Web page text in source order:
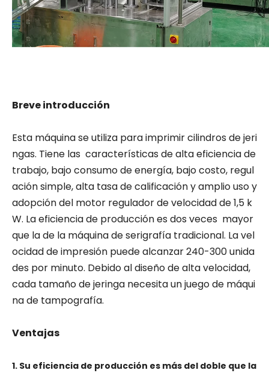
Breve introducción
Esta máquina se utiliza para imprimir cilindros de jeri
ngas. Tiene las características de alta eficiencia de
trabajo, bajo consumo de energía, bajo costo, regul
ación simple, alta tasa de calificación y amplio uso y
adopción del motor regulador de velocidad de 1,5 k
W. La eficiencia de producción es dos veces mayor
que la de la máquina de serigrafía tradicional. La vel
ocidad de impresión puede alcanzar 240-300 unida
des por minuto. Debido al diseño de alta velocidad,
cada tamaño de jeringa necesita un juego de máqui
na de tampografía.
Ventajas
1. Su eficiencia de producción es más del doble que la